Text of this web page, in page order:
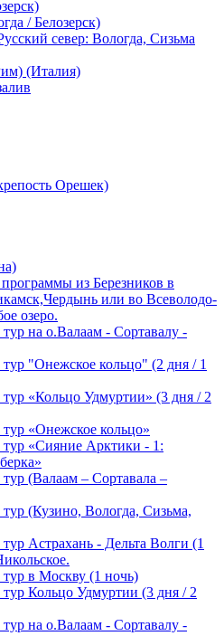
/ Белозерск)
север: Вологда, Сизьма
(Италия)
Орешек)
из Березников в
или во Всеволодо-
озеро.
на о.Валаам - Сортавалу -
"Онежское кольцо" (2 дня / 1
«Кольцо Удмуртии» (3 дня / 2
«Онежское кольцо»
«Сияние Арктики - 1:
(Валаам – Сортавала –
(Кузино, Вологда, Сизьма,
Астрахань - Дельта Волги (1
в Москву (1 ночь)
Кольцо Удмуртии (3 дня / 2
на о.Валаам - Сортавалу -